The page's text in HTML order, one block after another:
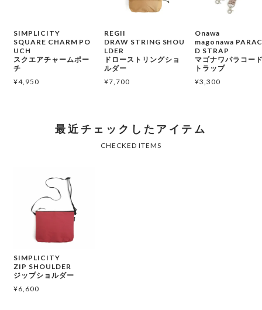
SIMPLICITY
SQUARE CHARM PO
UCH
スクエアチャームポー
チ
¥4,950
REGII
DRAW STRING SHOU
LDER
ドローストリングショ
ルダー
¥7,700
Onawa
magonawa
D STRAP
マゴナワパラコー
トラップ
¥3,300
SIMPLICITY
ZIP SHOULDER
ジップショルダー
¥6,600